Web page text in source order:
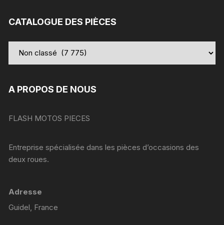
CATALOGUE DES PIÈCES
A PROPOS DE NOUS
FLASH MOTOS PIECES
Entreprise spécialisée dans les pièces d’occasions des
deux roues.
Adresse
Guidel, France